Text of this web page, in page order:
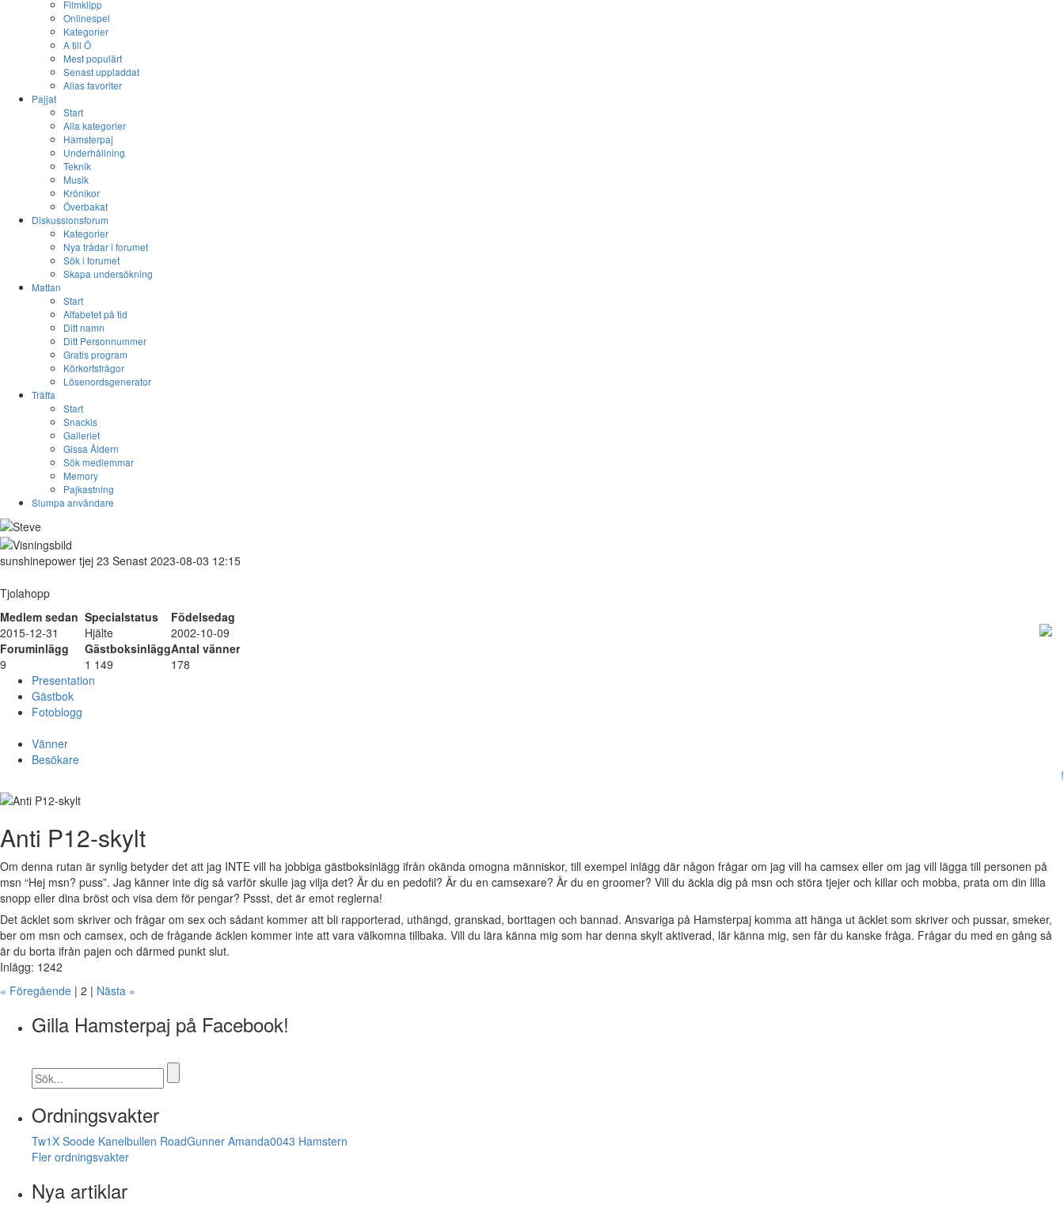
Filmklipp
Onlinespel
Kategorier
A till Ö
Mest populärt
Senast uppladdat
Allas favoriter
Pajjat
Start
Alla kategorier
Hamsterpaj
Underhållning
Teknik
Musik
Krönikor
Överbakat
Diskussionsforum
Kategorier
Nya trådar i forumet
Sök i forumet
Skapa undersökning
Mattan
Start
Alfabetet på tid
Ditt namn
Ditt Personnummer
Gratis program
Körkortsfrågor
Lösenordsgenerator
Träffa
Start
Snackis
Galleriet
Gissa Åldern
Sök medlemmar
Memory
Pajkastning
Slumpa användare
sunshinepower tjej 23 Senast 2023-08-03 12:15
Tjolahopp
Medlem sedan Specialstatus
Födelsedag
2015-12-31
Hjälte
2002-10-09
Foruminlägg
GästboksinläggAntal vänner
9
1 149
178
Presentation
Gästbok
Fotoblogg
Vänner
Besökare
!
Anti P12-skylt
Om denna rutan är synlig betyder det att jag INTE vill ha jobbiga gästboksinlägg ifrån okända omogna människor, till exempel inlägg där någon frågar om jag vill ha camsex eller om jag vill lägga till personen på
msn “Hej msn? puss”. Jag känner inte dig så varför skulle jag vilja det? Är du en pedofil? Är du en camsexare? Är du en groomer? Vill du äckla dig på msn och störa tjejer och killar och mobba, prata om din lilla
snopp eller dina bröst och visa dem för pengar? Pssst, det är emot reglerna!
Det äcklet som skriver och frågar om sex och sådant kommer att bli rapporterad, uthängd, granskad, borttagen och bannad. Ansvariga på Hamsterpaj komma att hänga ut äcklet som skriver och pussar, smeker,
ber om msn och camsex, och de frågande äcklen kommer inte att vara välkomna tillbaka. Vill du lära känna mig som har denna skylt aktiverad, lär känna mig, sen får du kanske fråga. Frågar du med en gång så
är du borta ifrån pajen och därmed punkt slut.
Inlägg: 1242
« Föregående | 2 | Nästa »
Gilla Hamsterpaj på Facebook!
Ordningsvakter
Tw1X Soode Kanelbullen RoadGunner Amanda0043 Hamstern
Fler ordningsvakter
Nya artiklar